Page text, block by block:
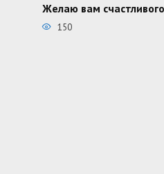
Желаю вам
150